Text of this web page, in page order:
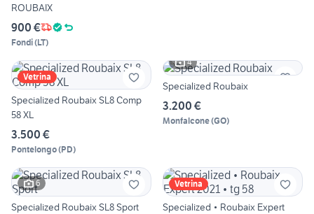
ROUBAIX
900 €
Fondi(LT)
Vetrina
Specialized Roubaix SL8 Comp
58 XL
3.500 €
Pontelongo(PD)
4
Specialized Roubaix
3.200 €
Monfalcone(GO)
6
Specialized Roubaix SL8 Sport
Vetrina
Specialized • Roubaix Expert